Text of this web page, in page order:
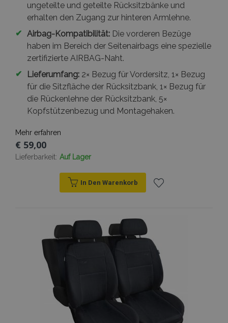
ungeteilte und geteilte Rücksitzbänke und
erhalten den Zugang zur hinteren Armlehne.
✔ Airbag-Kompatibilität: Die vorderen Bezüge
haben im Bereich der Seitenairbags eine spezielle
zertifizierte AIRBAG-Naht.
✔
Lieferumfang: 2× Bezug für Vordersitz, 1× Bezug
für die Sitzfläche der Rücksitzbank, 1× Bezug für
die Rückenlehne der Rücksitzbank, 5×
Kopfstützenbezug und Montagehaken.
Mehr erfahren
€ 59,00
Lieferbarkeit: Auf Lager
In Den Warenkorb
hinzufügen